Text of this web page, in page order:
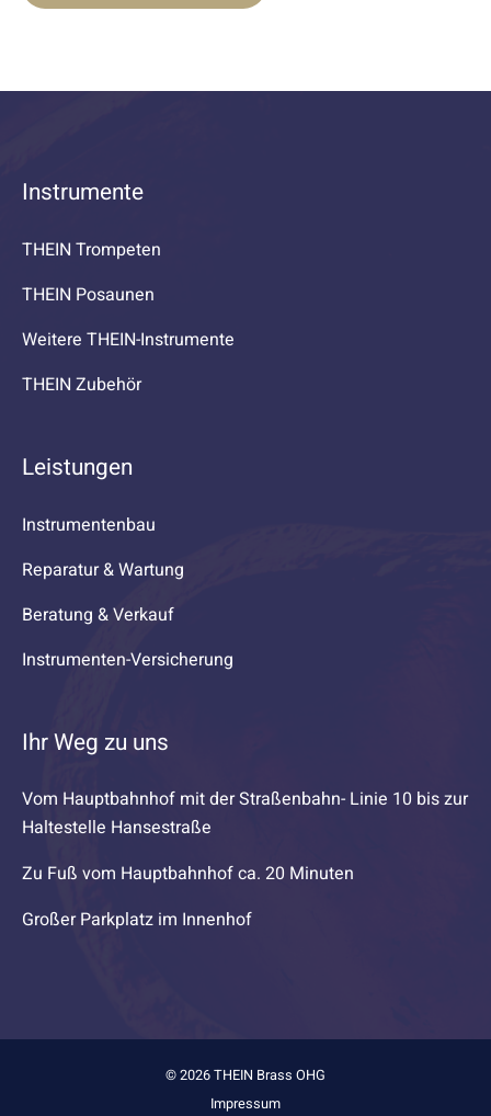
Instrumente
THEIN Trompeten
THEIN Posaunen
Weitere THEIN-Instrumente
THEIN Zubehör
Leistungen
Instrumentenbau
Reparatur & Wartung
Beratung & Verkauf
Instrumenten-Versicherung
Ihr Weg zu uns
Vom Hauptbahnhof mit der Straßenbahn- Linie 10 bis zur
Haltestelle Hansestraße
Zu Fuß vom Hauptbahnhof ca. 20 Minuten
Großer Parkplatz im Innenhof
© 2026 THEIN Brass OHG
Impressum